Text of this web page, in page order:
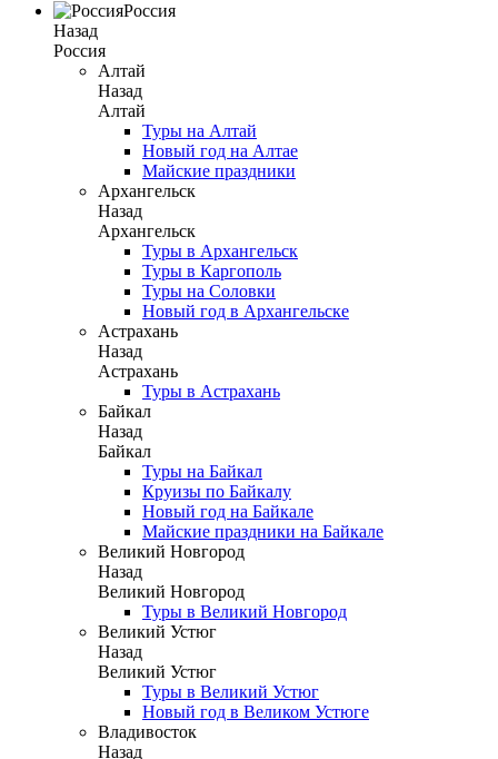
Россия
Назад
Россия
Алтай
Назад
Алтай
Туры на Алтай
Новый год на Алтае
Майские праздники
Архангельск
Назад
Архангельск
Туры в Архангельск
Туры в Каргополь
Туры на Соловки
Новый год в Архангельске
Астрахань
Назад
Астрахань
Туры в Астрахань
Байкал
Назад
Байкал
Туры на Байкал
Круизы по Байкалу
Новый год на Байкале
Майские праздники на Байкале
Великий Новгород
Назад
Великий Новгород
Туры в Великий Новгород
Великий Устюг
Назад
Великий Устюг
Туры в Великий Устюг
Новый год в Великом Устюге
Владивосток
Назад